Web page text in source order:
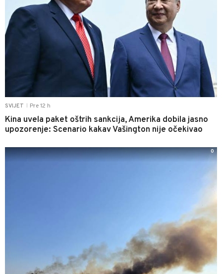
SVIJET Pre 12 h
Kina uvela paket oštrih sankcija, Amerika dobila jasno
upozorenje: Scenario kakav Vašington nije očekivao
0